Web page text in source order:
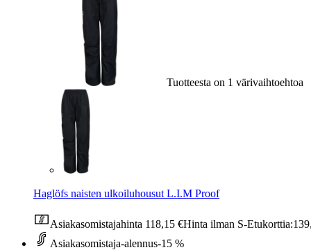
Tuotteesta on 1 värivaihtoehtoa
Haglöfs naisten ulkoiluhousut L.I.M Proof
Asiakasomistajahinta 118,15 €Hinta ilman S-Etukorttia:
Asiakasomistaja-alennus-15 %